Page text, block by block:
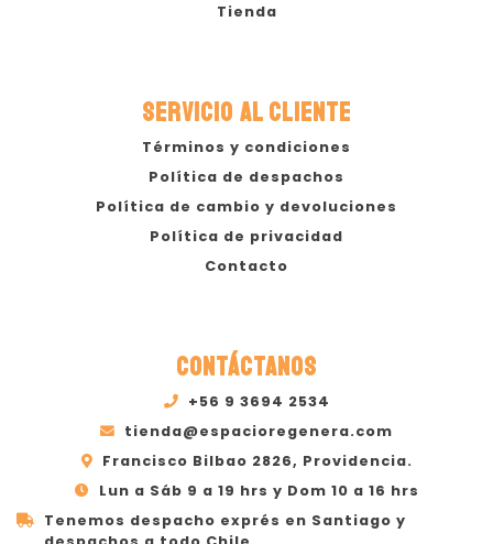
Tienda
SERVICIO AL CLIENTE
Términos y condiciones
Política de despachos
Política de cambio y devoluciones
Política de privacidad
Contacto
CONTÁCTANOS
+56 9 3694 2534
tienda@espacioregenera.com
Francisco Bilbao 2826, Providencia.
Lun a Sáb 9 a 19 hrs y Dom 10 a 16 hrs
Tenemos despacho exprés en Santiago y